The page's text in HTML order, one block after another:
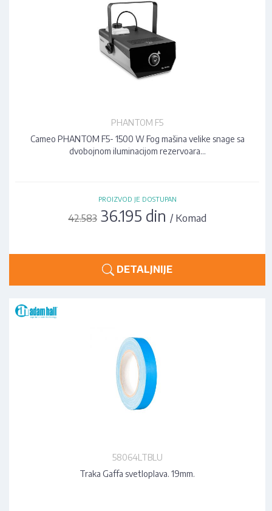
PHANTOM F5
Cameo PHANTOM F5- 1500 W Fog mašina velike snage sa
dvobojnom iluminacijom rezervoara…
PROIZVOD JE DOSTUPAN
42.583 36.195 din / Komad
DETALJNIJE
58064LTBLU
Traka Gaffa svetloplava. 19mm.